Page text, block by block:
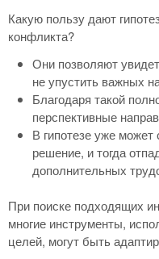
Какую пользу дают
конфликта?
Они позволяют
не упустить важных
Благодаря такой
перспективные
В гипотезе уже
решение, и тогда
дополнительных
При поиске подходящих
многие инструменты,
целей, могут быть